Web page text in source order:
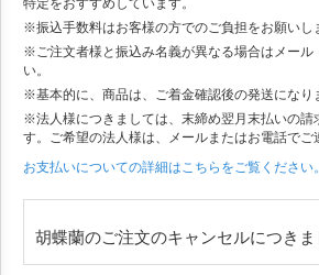
特定をおすすめしています。
※振込手数料はお客様の方でのご負担をお願いし
※ご注文者様と振込み名義が異なる場合はメール
い。
※基本的に、商品は、ご着金確認後の発送になり
※法人様につきましては、末締め翌月末払いの請
す。ご希望の法人様は、メールまたはお電話でご
お支払いについての詳細はこちらをご覧ください。
胡蝶蘭のご注文のキャンセルにつきま